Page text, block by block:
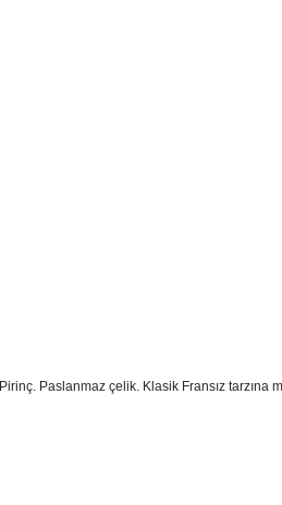
Pirinç. Paslanmaz çelik. Klasik Fransız